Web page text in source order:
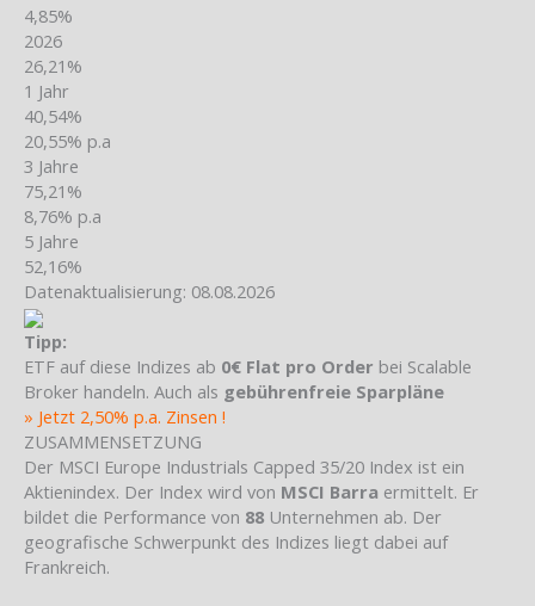
4,85%
2026
26,21%
1 Jahr
40,54%
20,55% p.a
3 Jahre
75,21%
8,76% p.a
5 Jahre
52,16%
Datenaktualisierung: 08.08.2026
Tipp:
ETF auf diese Indizes ab 0€ Flat pro Order bei Scalable
Broker handeln. Auch als gebührenfreie Sparpläne
» Jetzt 2,50% p.a. Zinsen !
ZUSAMMENSETZUNG
Der MSCI Europe Industrials Capped 35/20 Index ist ein
Aktienindex. Der Index wird von MSCI Barra ermittelt. Er
bildet die Performance von 88 Unternehmen ab. Der
geografische Schwerpunkt des Indizes liegt dabei auf
Frankreich.